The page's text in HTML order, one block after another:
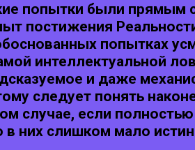
попытки были прямым
постижения
попытках
интеллектуальной
и даже
следует понять
случае, если
в них слишком мало